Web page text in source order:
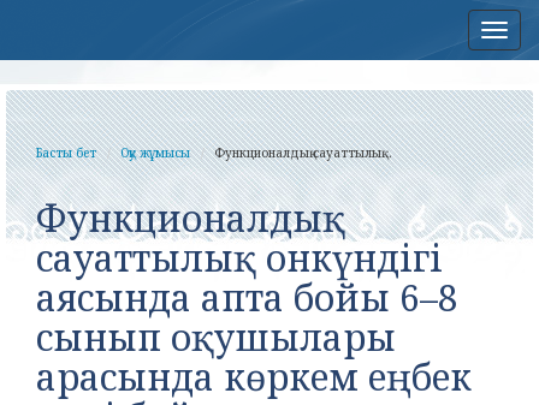
Басты бет Оқу жұмысы Функционалдық сауаттылық...
Функционалдық
сауаттылық онкүндігі
аясында апта бойы 6–8
сынып оқушылары
арасында көркем еңбек